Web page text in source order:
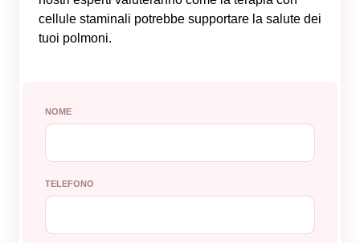
cellule staminali potrebbe supportare la salute dei
tuoi polmoni.
NOME
TELEFONO